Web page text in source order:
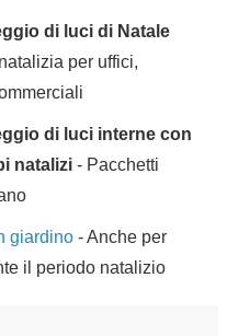
di luci di Natale
per uffici,
di luci interne con
natalizi - Pacchetti
giardino - Anche per
il periodo natalizio